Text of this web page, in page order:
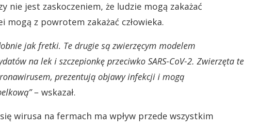
nie jest zaskoczeniem, że ludzie mogą zakażać
z powrotem zakażać człowieka.
jak fretki. Te drugie są zwierzęcym modelem
na lek i szczepionkę przeciwko SARS-CoV-2. Zwierzęta te
prezentują objawy infekcji i mogą
– wskazał.
wirusa na fermach ma wpływ przede wszystkim